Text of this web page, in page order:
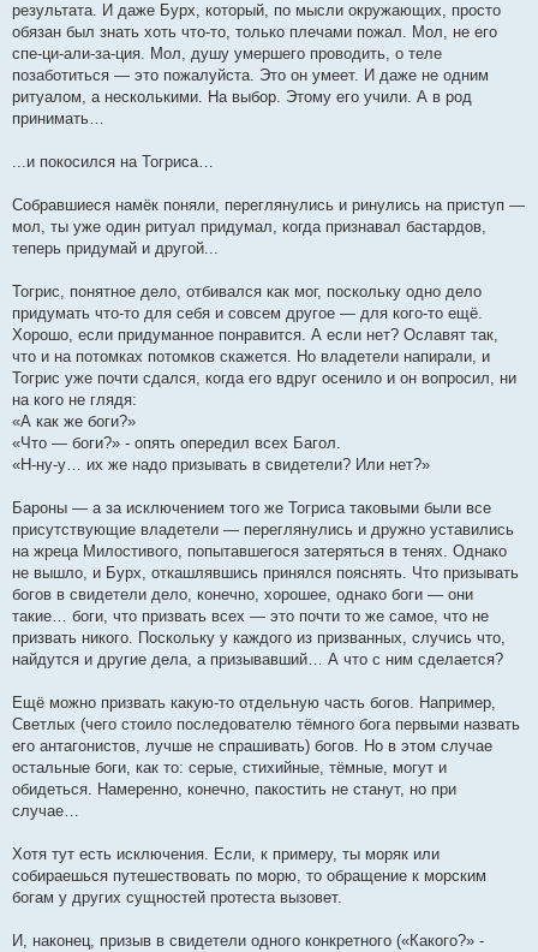
результата. И даже Бурх, который, по мысли окружающих, просто
обязан был знать хоть что-то, только плечами пожал. Мол, не его
спе-ци-али-за-ция. Мол, душу умершего проводить, о теле
позаботиться — это пожалуйста. Это он умеет. И даже не одним
ритуалом, а несколькими. На выбор. Этому его учили. А в род
принимать…
...и покосился на Тогриса…
Собравшиеся намёк поняли, переглянулись и ринулись на приступ —
мол, ты уже один ритуал придумал, когда признавал бастардов,
теперь придумай и другой...
Тогрис, понятное дело, отбивался как мог, поскольку одно дело
придумать что-то для себя и совсем другое — для кого-то ещё.
Хорошо, если придуманное понравится. А если нет? Ославят так,
что и на потомках потомков скажется. Но владетели напирали, и
Тогрис уже почти сдался, когда его вдруг осенило и он вопросил, ни
на кого не глядя:
«А как же боги?»
«Что — боги?» - опять опередил всех Багол.
«Н-ну-у… их же надо призывать в свидетели? Или нет?»
Бароны — а за исключением того же Тогриса таковыми были все
присутствующие владетели — переглянулись и дружно уставились
на жреца Милостивого, попытавшегося затеряться в тенях. Однако
не вышло, и Бурх, откашлявшись принялся пояснять. Что призывать
богов в свидетели дело, конечно, хорошее, однако боги — они
такие… боги, что призвать всех — это почти то же самое, что не
призвать никого. Поскольку у каждого из призванных, случись что,
найдутся и другие дела, а призывавший… А что с ним сделается?
Ещё можно призвать какую-то отдельную часть богов. Например,
Светлых (чего стоило последователю тёмного бога первыми назвать
его антагонистов, лучше не спрашивать) богов. Но в этом случае
остальные боги, как то: серые, стихийные, тёмные, могут и
обидеться. Намеренно, конечно, пакостить не станут, но при
случае…
Хотя тут есть исключения. Если, к примеру, ты моряк или
собираешься путешествовать по морю, то обращение к морским
богам у других сущностей протеста вызовет.
И, наконец, призыв в свидетели одного конкретного («Какого?» -